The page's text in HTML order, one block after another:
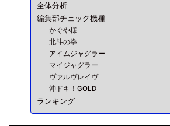
全体分析
編集部チェック機種
かぐや様
北斗の拳
アイムジャグラー
マイジャグラー
ヴァルヴレイヴ
沖ドキ！GOLD
ランキング